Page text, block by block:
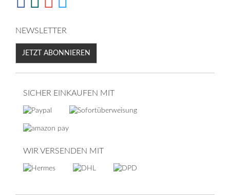
NEWSLETTER
JETZT ABONNIEREN
SICHER EINKAUFEN MIT
WIR VERSENDEN MIT